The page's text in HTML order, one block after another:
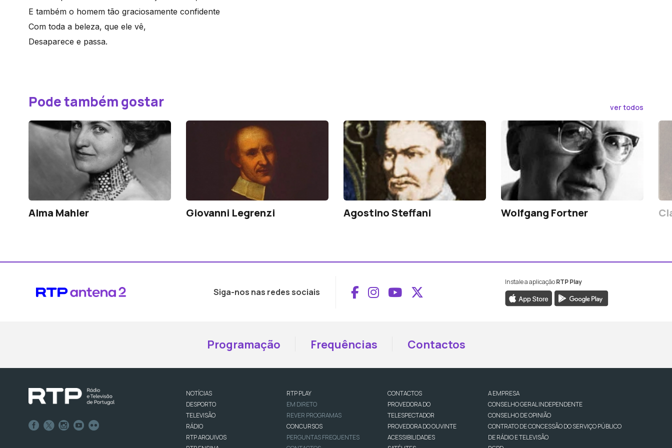
E também o homem tão graciosamente confidente
Com toda a beleza, que ele vê,
Desaparece e passa.
Pode também gostar ver todos
Alma Mahler Giovanni Legrenzi Agostino Steffani Wolfgang Fortner
Siga-nos nas redes sociais Aceder ao Facebook da RTP Antena 2
Aceder ao Instagram da RTP Antena 2
Aceder ao YouTube da RTP Antena 2
Aceder ao X da RTP Antena 2
Instale a aplicaçãoRTP Play
Programação Frequências Contactos
NOTÍCIAS
DESPORTO
TELEVISÃO
RÁDIO
RTP ARQUIVOS
RTP PLAY
EM DIRETO
REVER PROGRAMAS
CONCURSOS
PERGUNTAS FREQUENTES
CONTACTOS
PROVEDORA DO
TELESPECTADOR
PROVEDORA DO OUVINTE
ACESSIBILIDADES
A EMPRESA
CONSELHO GERAL INDEPENDENTE
CONSELHO DE OPINIÃO
CONTRATO DE CONCESSÃO DO SERVIÇO PÚBLICO
DE RÁDIO E TELEVISÃO